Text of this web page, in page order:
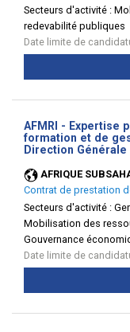
Secteurs d'activité :
redevabilité publiques
Date limite de
AFMRI - Expertise
formation et de
Direction
AFRIQUE
Contrat de prestation
Secteurs d'activité :
Mobilisation des
Gouvernance
Date limite de